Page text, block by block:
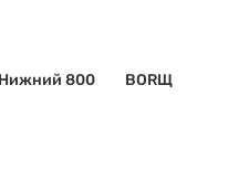
Нижний 800 BORЩ